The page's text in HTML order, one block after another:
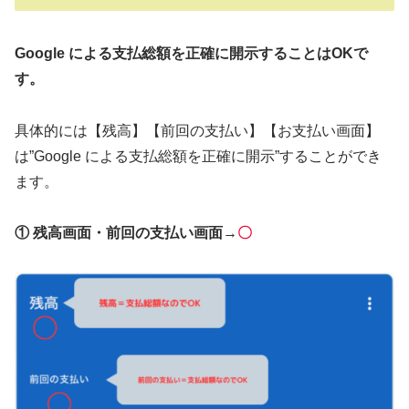
Google による支払総額を正確に開示することはOKで
す。
具体的には【残高】【前回の支払い】【お支払い画面】
は”Google による支払総額を正確に開示”することができ
ます。
① 残高画面・前回の支払い画面→ 〇